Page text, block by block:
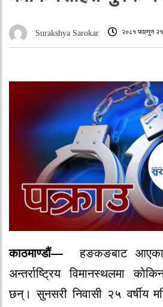
Surakshya Sarokar २०८१ फाल्गुन
काठमाण्डौं—
हङकङबाट
अन्तर्राष्ट्रिय विमानस्थलमा
छन्। सुनसरी निवासी २५ वर्षीय